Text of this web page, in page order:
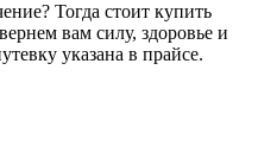
Тогда стоит купить
вам силу, здоровье и
указана в прайсе.